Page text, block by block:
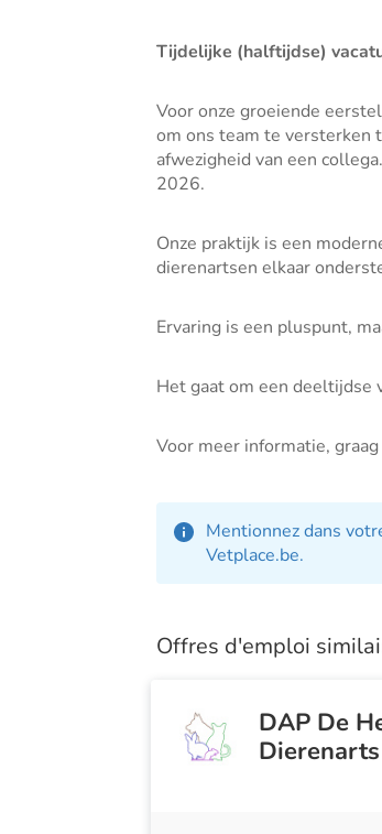
Tijdelijke (halftijdse)
Voor onze groeiende
om ons team te versterken
afwezigheid van een
2026.
Onze praktijk is een
dierenartsen elkaar
Ervaring is een pluspunt,
Het gaat om een deeltijdse
Voor meer informatie,
Mentionnez dans
Vetplace.be.
Offres d'emploi
DAP De
Dierenarts